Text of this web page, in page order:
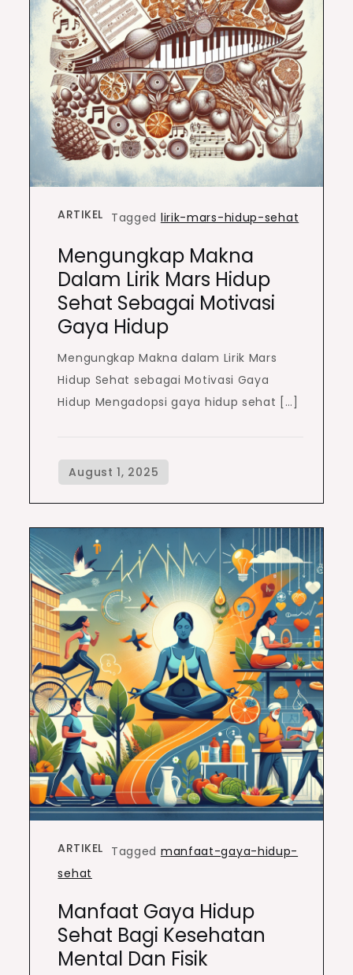
ARTIKEL Tagged lirik-mars-hidup-sehat
Mengungkap Makna
Dalam Lirik Mars Hidup
Sehat Sebagai Motivasi
Gaya Hidup
Mengungkap Makna dalam Lirik Mars
Hidup Sehat sebagai Motivasi Gaya
Hidup Mengadopsi gaya hidup sehat […]
ARTIKEL Tagged manfaat-gaya-hidup-
sehat
Manfaat Gaya Hidup
Sehat Bagi Kesehatan
Mental Dan Fisik